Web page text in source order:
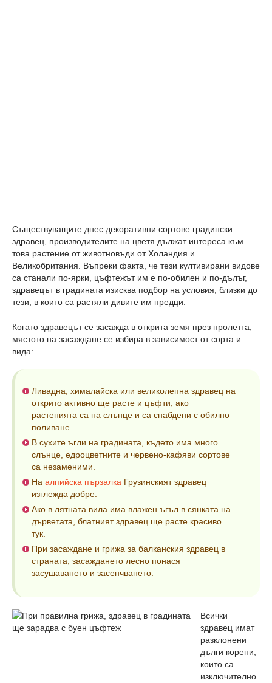
Съществуващите днес декоративни сортове градински
здравец, производителите на цветя дължат интереса към
това растение от животновъди от Холандия и
Великобритания. Въпреки факта, че тези култивирани видове
са станали по-ярки, цъфтежът им е по-обилен и по-дълъг,
здравецът в градината изисква подбор на условия, близки до
тези, в които са растяли дивите им предци.
Когато здравецът се засажда в открита земя през пролетта,
мястото на засаждане се избира в зависимост от сорта и
вида:
Ливадна, хималайска или великолепна здравец на
открито активно ще расте и цъфти, ако
растенията са на слънце и са снабдени с обилно
поливане.
В сухите ъгли на градината, където има много
слънце, едроцветните и червено-кафяви сортове
са незаменими.
На алпийска пързалка Грузинският здравец
изглежда добре.
Ако в лятната вила има влажен ъгъл в сянката на
дърветата, блатният здравец ще расте красиво
тук.
При засаждане и грижа за балканския здравец в
страната, засаждането лесно понася
засушаването и засенчването.
Всички
здравец имат
разклонени
дълги корени,
които са
изключително